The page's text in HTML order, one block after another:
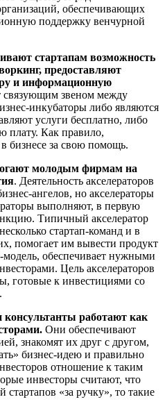
обеспечивающих
поддержку венчурной
стартапам возможность
предоставляют
и информационную
связующим звеном между
инкубаторы либо являются
услуги бесплатно, либо
плату. Как правило,
бизнесе за свою помощь.
молодым фирмам на
. Деятельность акселераторов
ангелов, но акселераторы
выполняют, в первую
Типичный акселератор
стартап-команд и в
помогает им вывести продукт
обеспечивает нужными
Цель акселераторов
готовые к инвестициями со
работают как
Они обеспечивают
знакомят их друг с другом,
бизнес-идею и правильно
отношение к таким
инвесторы считают, что
стартапов «за ручку», то такие